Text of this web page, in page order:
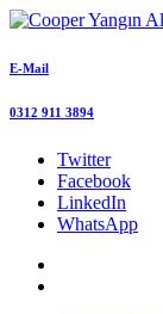
E-Mail
0312 911 3894
Twitter
Facebook
LinkedIn
WhatsApp